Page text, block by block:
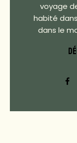
voyage
habité
dans le